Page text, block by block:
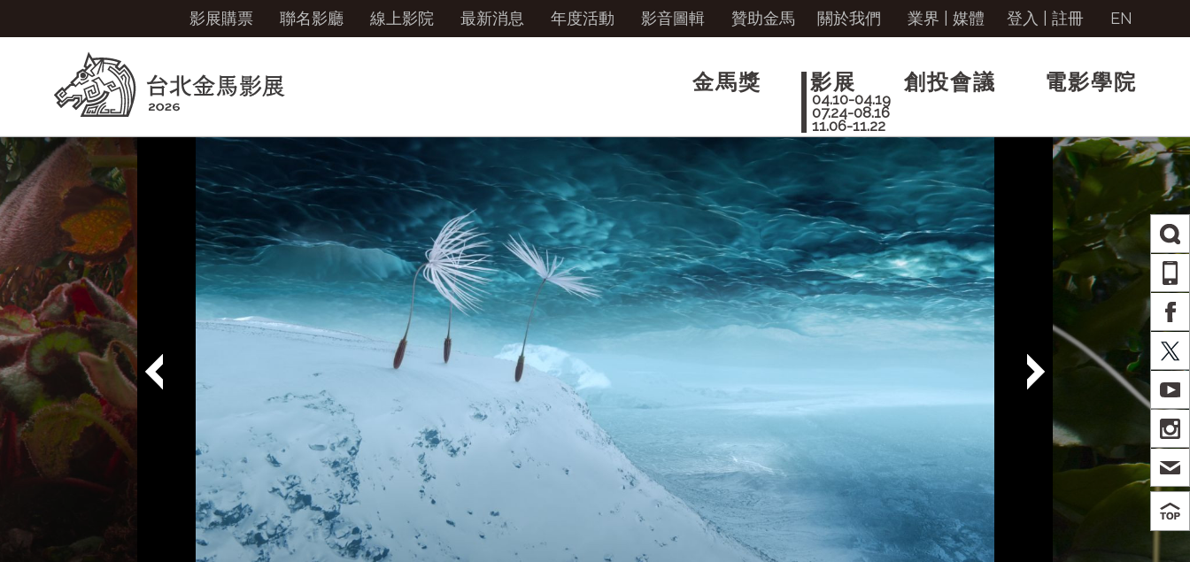
影展購票 聯名影廳 線上影院 最新消息 年度活動 影音圖輯 贊助金馬 關於我們 業界 | 媒體 登入 註冊 EN
金馬獎 影展
04.10-04.19
07.24-08.16
11.06-11.22
創投會議 電影學院
X